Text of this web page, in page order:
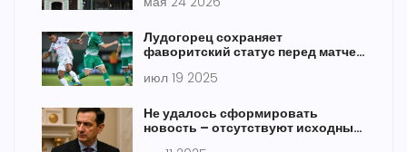
Лудогорец сохраняет
фаворитский статус перед матчем
июл 19 2025
Не удалось сформировать
новость – отсутствуют исходные